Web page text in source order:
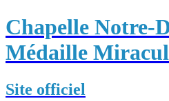
Chapelle Notre-
Médaille
Site officiel